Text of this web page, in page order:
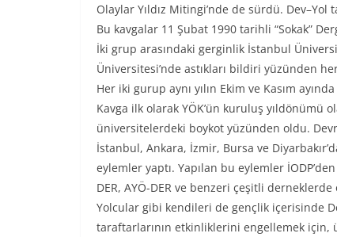
Olaylar Yıldız Mitingi’nde de sürdü.
Bu kavgalar 11 Şubat 1990 tarihli “Sokak”
İki grup arasındaki gerginlik İstanbul
Üniversitesi’nde astıkları bildiri yüzünden
Her iki gurup aynı yılın Ekim ve Kasım
Kavga ilk olarak YÖK’ün kuruluş yıldönümü
üniversitelerdeki boykot yüzünden oldu.
İstanbul, Ankara, İzmir, Bursa ve
eylemler yaptı. Yapılan bu eylemler
DER, AYÖ-DER ve benzeri çeşitli
Yolcular gibi kendileri de gençlik içerisinde
taraftarlarının etkinliklerini engellemek için,